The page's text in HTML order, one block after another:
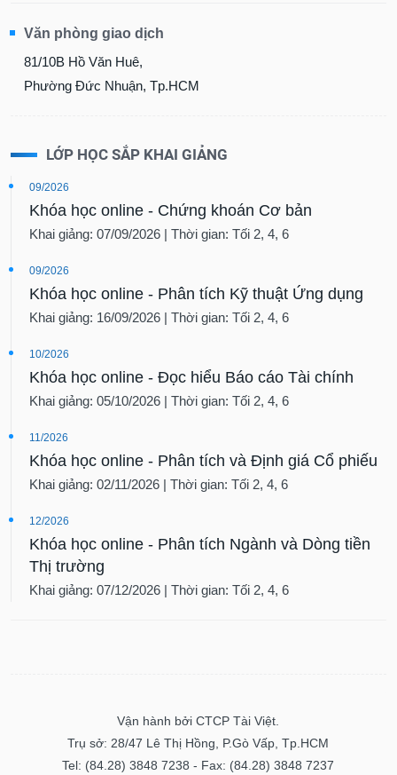
Văn phòng giao dịch
81/10B Hồ Văn Huê,
Phường Đức Nhuận, Tp.HCM
LỚP HỌC SẮP KHAI GIẢNG
09/2026
Khóa học online - Chứng khoán Cơ bản
Khai giảng: 07/09/2026 | Thời gian: Tối 2, 4, 6
09/2026
Khóa học online - Phân tích Kỹ thuật Ứng dụng
Khai giảng: 16/09/2026 | Thời gian: Tối 2, 4, 6
10/2026
Khóa học online - Đọc hiểu Báo cáo Tài chính
Khai giảng: 05/10/2026 | Thời gian: Tối 2, 4, 6
11/2026
Khóa học online - Phân tích và Định giá Cổ phiếu
Khai giảng: 02/11/2026 | Thời gian: Tối 2, 4, 6
12/2026
Khóa học online - Phân tích Ngành và Dòng tiền
Thị trường
Khai giảng: 07/12/2026 | Thời gian: Tối 2, 4, 6
Vận hành bởi CTCP Tài Việt.
Trụ sở: 28/47 Lê Thị Hồng, P.Gò Vấp, Tp.HCM
Tel: (84.28) 3848 7238 - Fax: (84.28) 3848 7237